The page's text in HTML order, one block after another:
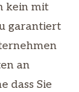
kein mit
garantiert
an
dass Sie